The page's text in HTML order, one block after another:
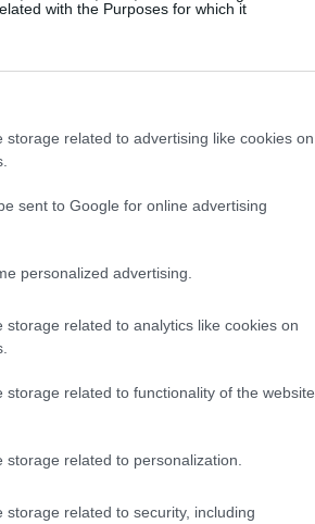
with the Purposes for which it
related to advertising like cookies on
sent to Google for online advertising
personalized advertising.
related to analytics like cookies on
storage related to functionality of the website
related to personalization.
related to security, including